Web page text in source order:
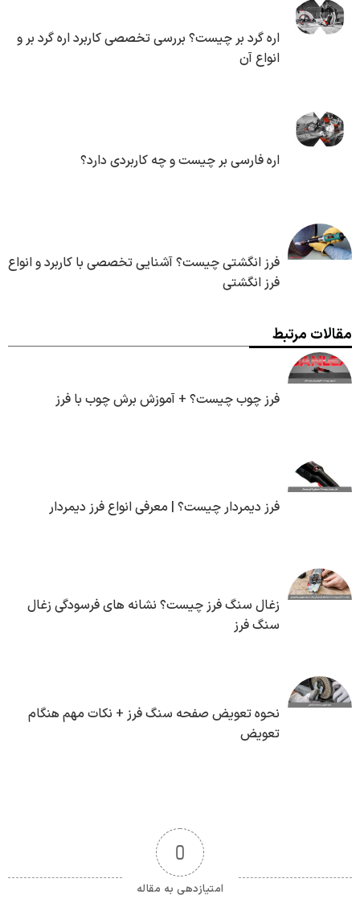
اره گرد بر چیست؟ بررسی تخصصی کاربرد اره گرد بر و
انواع آن
اره فارسی بر چیست و چه کاربردی دارد؟
فرز انگشتی چیست؟ آشنایی تخصصی با کاربرد و انواع
فرز انگشتی
مقالات مرتبط
فرز چوب چیست؟ + آموزش برش چوب با فرز
فرز دیمردار چیست؟ | معرفی انواع فرز دیمردار
زغال سنگ فرز چیست؟ نشانه های فرسودگی زغال
سنگ فرز
نحوه تعویض صفحه سنگ فرز + نکات مهم هنگام
تعویض
0
امتیازدهی به مقاله